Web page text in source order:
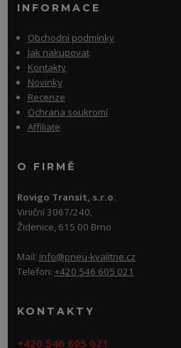
INFORMACE
Obchodní podmínky
Jak nakupovat
Kontakty
Novinky
Recenze
Ochrana soukromí
Affiliate
O FIRMĚ
Rovigo Transit, s.r.o.
Viniční 3067/240,
Židenice, 615 00 Brno
Mail: info@pneu-kvalitne.cz
Telefon: +420 546 605 021
KONTAKTY
+420 546 605 021